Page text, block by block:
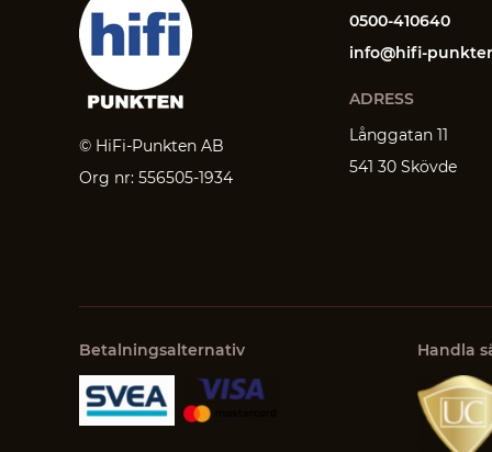
© HiFi-Punkten AB
Org nr: 556505-1934
0500-410640
info@hifi-
ADRESS
Långgatan 11
541 30 Skövde
Betalningsalternativ Handla